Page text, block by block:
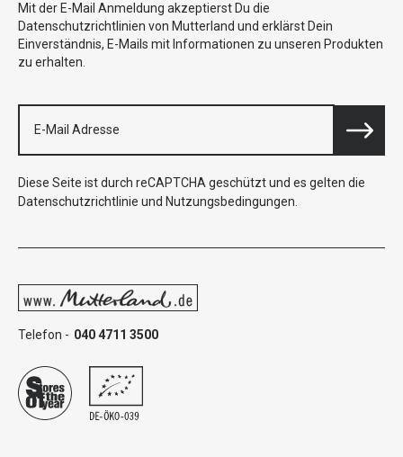
Mit der E-Mail Anmeldung akzeptierst Du die
Datenschutzrichtlinien von Mutterland und erklärst Dein
Einverständnis, E-Mails mit Informationen zu unseren Produkten
zu erhalten.
Diese Seite ist durch reCAPTCHA geschützt und es gelten die
Datenschutzrichtlinie und Nutzungsbedingungen
Telefon - 040 4711 3500